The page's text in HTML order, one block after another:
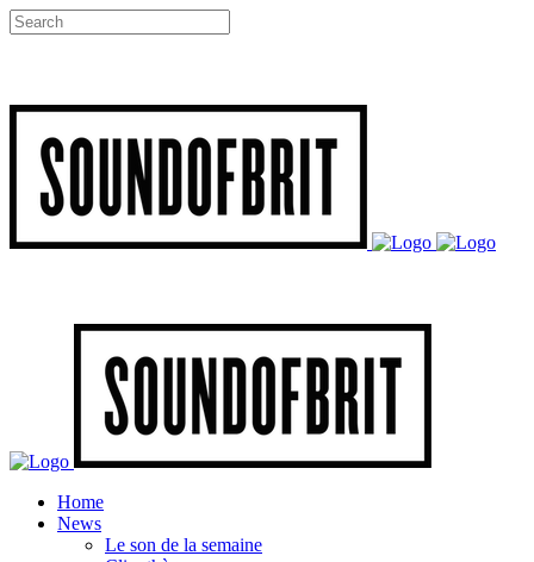
Home
News
Le son de la semaine